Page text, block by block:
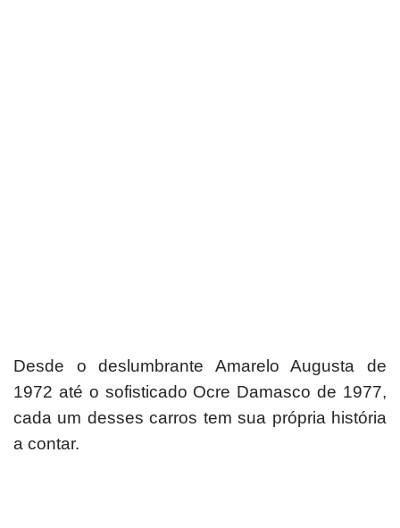
Desde o deslumbrante Amarelo Augusta de
1972 até o sofisticado Ocre Damasco de 1977,
cada um desses carros tem sua própria história
a contar.